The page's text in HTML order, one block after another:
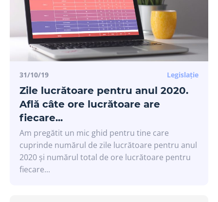
Noi îți trimitem doar informații care chiar
contează.
31/10/19 Legislație
Zile lucrătoare pentru anul 2020.
Află câte ore lucrătoare are
fiecare...
Am pregătit un mic ghid pentru tine care
cuprinde numărul de zile lucrătoare pentru anul
2020 și numărul total de ore lucrătoare pentru
fiecare...